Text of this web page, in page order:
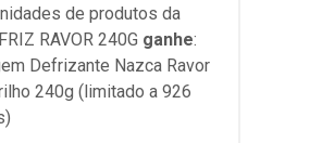
de produtos da
RAVOR 240G ganhe:
Defrizante Nazca Ravor
240g (limitado a 926